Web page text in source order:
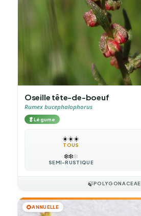
Oseille tête-de-boeuf
Rumex bucephalophorus
🥬Légume
☀️☀️☀️
TOUS
❄️❄️❄️
SEMI-RUSTIQUE
🍃POLYGONACEAE
🌻ANNUELLE